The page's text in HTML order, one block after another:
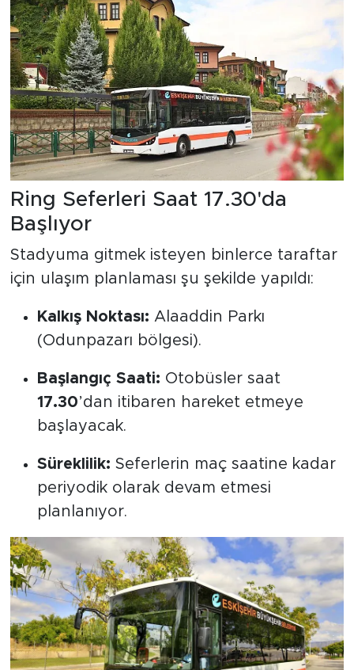
Ring Seferleri Saat 17.30'da
Başlıyor
Stadyuma gitmek isteyen binlerce taraftar
için ulaşım planlaması şu şekilde yapıldı:
Kalkış Noktası: Alaaddin Parkı
(Odunpazarı bölgesi).
Başlangıç Saati: Otobüsler saat
17.30’dan itibaren hareket etmeye
başlayacak.
Süreklilik: Seferlerin maç saatine kadar
periyodik olarak devam etmesi
planlanıyor.